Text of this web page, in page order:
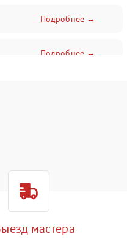
Подробнее →
Подробнее →
мастера